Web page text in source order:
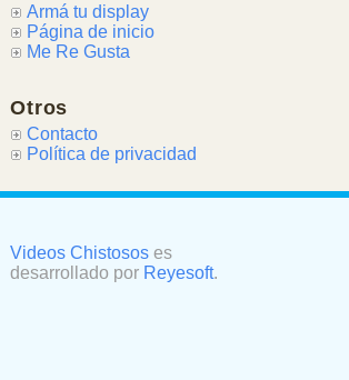
Armá tu display
Página de inicio
Me Re Gusta
Otros
Contacto
Política de privacidad
Videos Chistososes
desarrollado por Reyesoft.